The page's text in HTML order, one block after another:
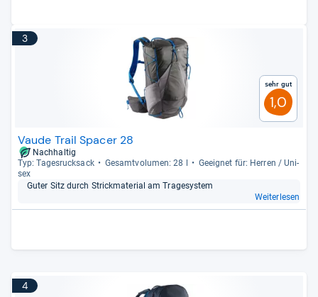
3
Sehr gut
1,0
Vaude Trail Spacer 28
Nachhaltig
Typ: Tages­ruck­sack
Gesamt­vo­lu­men: 28 l
Geeig­net für: Her­ren / Uni­
sex
Guter Sitz durch Strick­ma­te­rial am Tra­ge­sys­tem
Weiterlesen
4